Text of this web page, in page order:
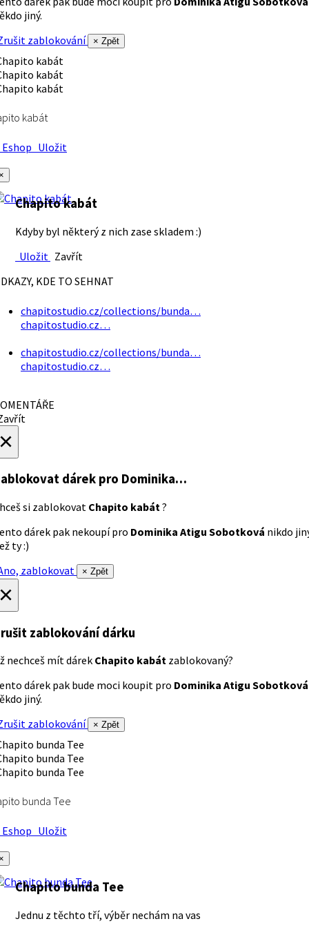
jiný.
zablokování
× Zpět
kabát
Uložit
Chapito kabát
Kdyby byl některý z nich zase skladem :)
Uložit Zavřít
KDE TO SEHNAT
chapitostudio.cz/collections/bunda…
chapitostudio.cz…
chapitostudio.cz/collections/bunda…
chapitostudio.cz…
dárek pro Dominika…
si zablokovat Chapito kabát ?
dárek pak nekoupí pro Dominika Atigu Sobotková nikdo
ty :)
zablokovat
× Zpět
zablokování dárku
nechceš mít dárek Chapito kabát zablokovaný?
dárek pak bude moci koupit pro Dominika Atigu Sobotková
jiný.
zablokování
× Zpět
bunda Tee
Uložit
Chapito bunda Tee
Jednu z těchto tří, výběr nechám na vas